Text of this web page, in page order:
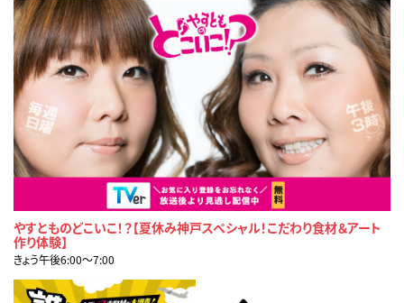
やすとものどこいこ！？【夏休み神戸スペシャル！こだわり食材＆アート
作り体験】
きょう午後6:00〜7:00